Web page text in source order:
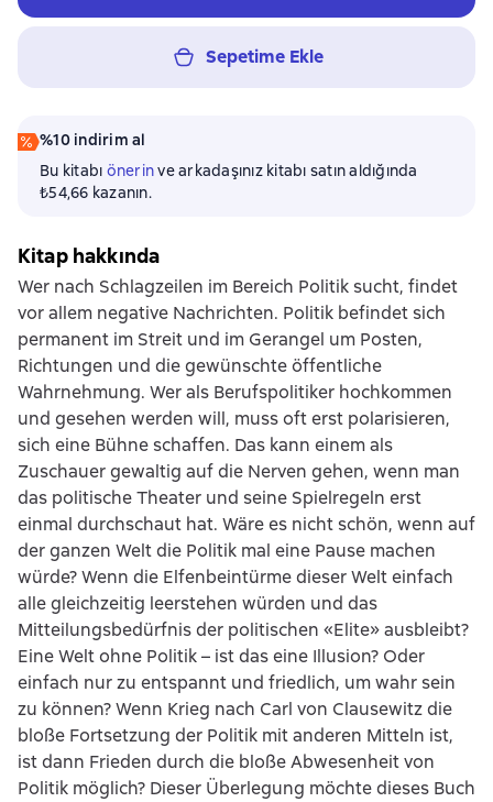
Sepetime Ekle
%10 indirim al
Bu kitabı önerinve arkadaşınız kitabı satın aldığında
₺54,66 kazanın.
Kitap hakkında
Wer nach Schlagzeilen im Bereich Politik sucht, findet
vor allem negative Nachrichten. Politik befindet sich
permanent im Streit und im Gerangel um Posten,
Richtungen und die gewünschte öffentliche
Wahrnehmung. Wer als Berufspolitiker hochkommen
und gesehen werden will, muss oft erst polarisieren,
sich eine Bühne schaffen. Das kann einem als
Zuschauer gewaltig auf die Nerven gehen, wenn man
das politische Theater und seine Spielregeln erst
einmal durchschaut hat. Wäre es nicht schön, wenn auf
der ganzen Welt die Politik mal eine Pause machen
würde? Wenn die Elfenbeintürme dieser Welt einfach
alle gleichzeitig leerstehen würden und das
Mitteilungsbedürfnis der politischen «Elite» ausbleibt?
Eine Welt ohne Politik – ist das eine Illusion? Oder
einfach nur zu entspannt und friedlich, um wahr sein
zu können? Wenn Krieg nach Carl von Clausewitz die
bloße Fortsetzung der Politik mit anderen Mitteln ist,
ist dann Frieden durch die bloße Abwesenheit von
Politik möglich? Dieser Überlegung möchte dieses Buch